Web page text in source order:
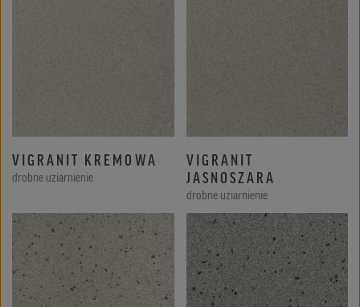
VIGRANIT KREMOWA
drobne uziarnienie
VIGRANIT
JASNOSZARA
drobne uziarnienie